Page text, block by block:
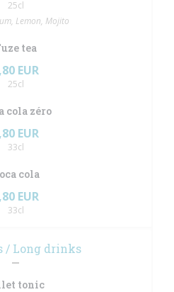
25cl
Lemon, Mojito
tea
EUR
25cl
cola zéro
EUR
33cl
cola
EUR
33cl
/ Long drinks
tonic